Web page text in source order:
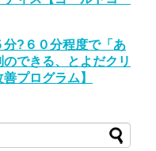
分?６０分程度で「あ
できる、とよだクリ
プログラム】